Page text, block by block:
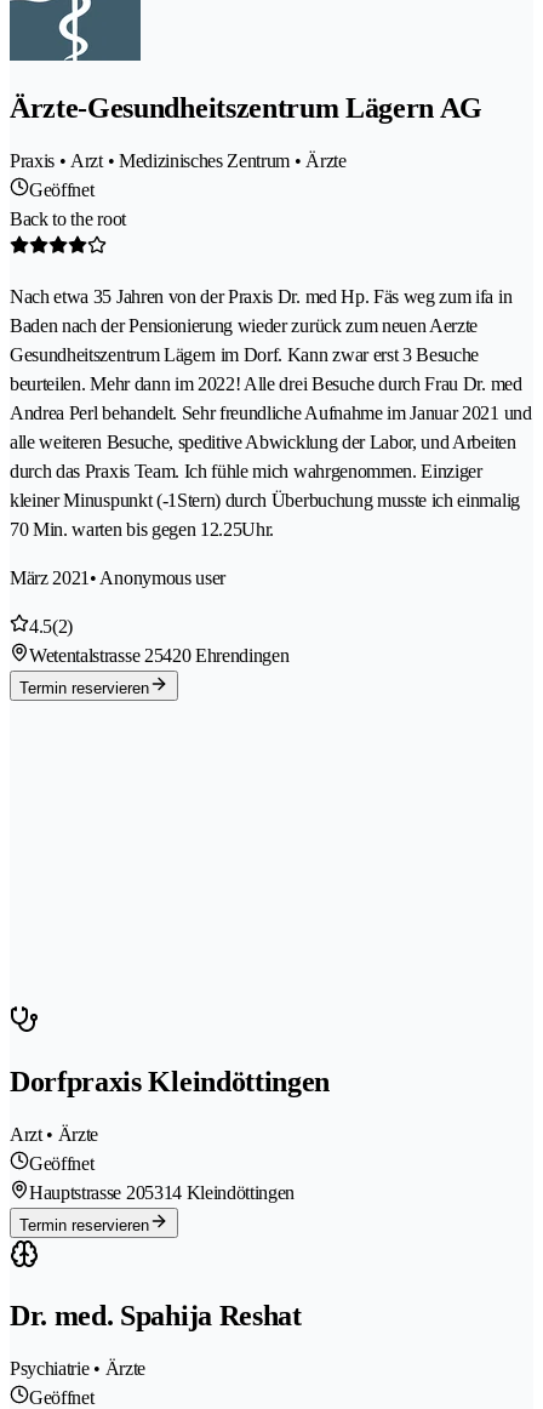
Ärzte-Gesundheitszentrum Lägern AG
Praxis • Arzt • Medizinisches Zentrum • Ärzte
Geöffnet
Back to the root
Nach etwa 35 Jahren von der Praxis Dr. med Hp. Fäs weg zum ifa in
Baden nach der Pensionierung wieder zurück zum neuen Aerzte
Gesundheitszentrum Lägern im Dorf. Kann zwar erst 3 Besuche
beurteilen. Mehr dann im 2022! Alle drei Besuche durch Frau Dr. med
Andrea Perl behandelt. Sehr freundliche Aufnahme im Januar 2021 und
alle weiteren Besuche, speditive Abwicklung der Labor, und Arbeiten
durch das Praxis Team. Ich fühle mich wahrgenommen. Einziger
kleiner Minuspunkt (-1Stern) durch Überbuchung musste ich einmalig
70 Min. warten bis gegen 12.25Uhr.
März 2021 • Anonymous user
4.5(2)
Wetentalstrasse 25420 Ehrendingen
Termin reservieren
Dorfpraxis Kleindöttingen
Arzt • Ärzte
Geöffnet
Hauptstrasse 205314 Kleindöttingen
Termin reservieren
Dr. med. Spahija Reshat
Psychiatrie • Ärzte
Geöffnet